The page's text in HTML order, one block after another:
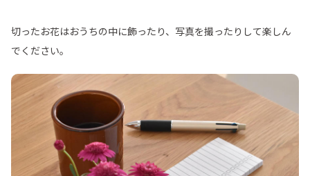
切ったお花はおうちの中に飾ったり、写真を撮ったりして楽しん
でください。